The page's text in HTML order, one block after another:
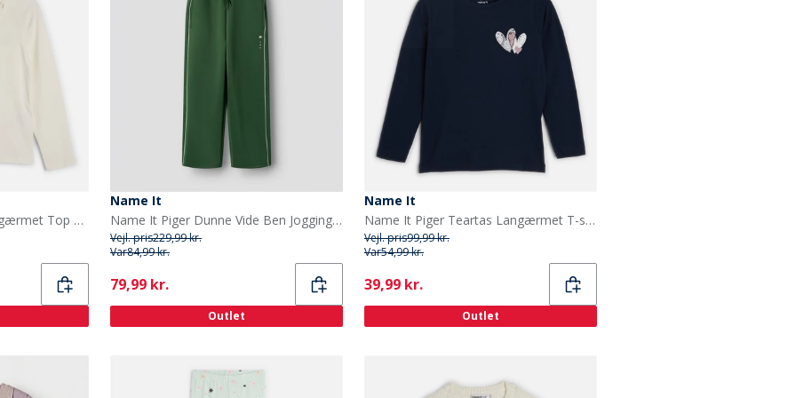
Name It Piger Tuaja Langærmet Top Cloud Dancer
Name It
Name It Piger Dunne Vide Ben Joggingbukser Greener Pastures
Vejl. pris229,99 kr.
Var84,99 kr.
Current
79,99 kr.
Outlet
Name It
Name It Piger Teartas Langærmet T-shirt Navy Blazer
Vejl. pris99,99 kr.
Var54,99 kr.
Current
39,99 kr.
Outlet